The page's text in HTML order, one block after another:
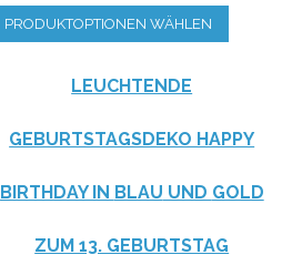
PRODUKTOPTIONEN WÄHLEN
LEUCHTENDE
GEBURTSTAGSDEKO HAPPY
BIRTHDAY IN BLAU UND GOLD
ZUM 13. GEBURTSTAG